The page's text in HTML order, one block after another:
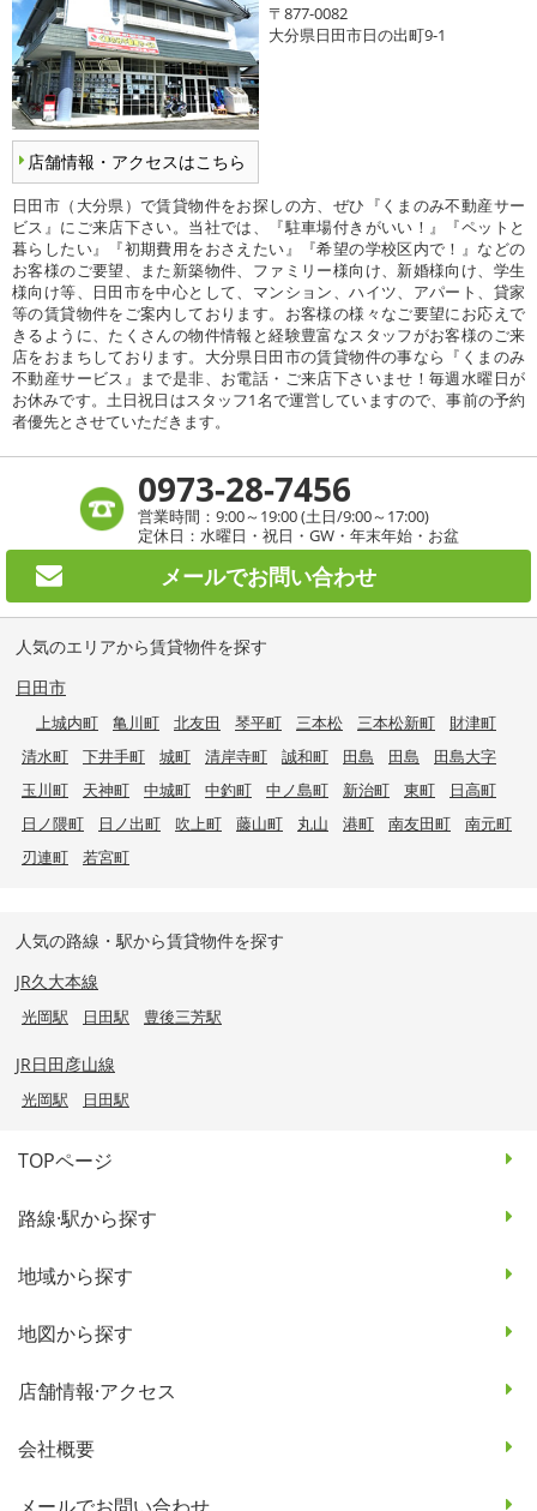
店舗情報・アクセスはこちら
〒877-0082
大分県日田市日の出町9-1
日田市（大分県）で賃貸物件をお探しの方、ぜひ『くまのみ不動産サー
ビス』にご来店下さい。当社では、『駐車場付きがいい！』『ペットと
暮らしたい』『初期費用をおさえたい』『希望の学校区内で！』などの
お客様のご要望、また新築物件、ファミリー様向け、新婚様向け、学生
様向け等、日田市を中心として、マンション、ハイツ、アパート、貸家
等の賃貸物件をご案内しております。お客様の様々なご要望にお応えで
きるように、たくさんの物件情報と経験豊富なスタッフがお客様のご来
店をおまちしております。大分県日田市の賃貸物件の事なら『くまのみ
不動産サービス』まで是非、お電話・ご来店下さいませ！毎週水曜日が
お休みです。土日祝日はスタッフ1名で運営していますので、事前の予約
者優先とさせていただきます。
0973-28-7456
営業時間：9:00～19:00 (土日/9:00～17:00)
定休日：水曜日・祝日・GW・年末年始・お盆
メールでお問い合わせ
人気のエリアから賃貸物件を探す
日田市
上城内町 亀川町 北友田 琴平町 三本松 三本松新町
財津町
清水町
下井手町 城町 清岸寺町 誠和町 田島 田島
田島大字
玉川町
天神町 中城町 中釣町 中ノ島町 新治町 東町
日高町
日ノ隈町
日ノ出町 吹上町 藤山町 丸山 港町 南友田町
南元町
刃連町
若宮町
人気の路線・駅から賃貸物件を探す
JR久大本線
光岡駅 日田駅 豊後三芳駅
JR日田彦山線
光岡駅 日田駅
TOPページ
路線·駅から探す
地域から探す
地図から探す
店舗情報·アクセス
会社概要